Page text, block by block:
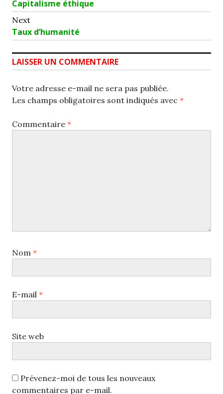
de
l’article
Previous
post:
Capitalisme éthique
Next
Next
post:
Taux d’humanité
LAISSER UN COMMENTAIRE
Votre adresse e-mail ne sera pas publiée.
Les champs obligatoires sont indiqués avec *
Commentaire *
Nom *
E-mail *
Site web
Prévenez-moi de tous les nouveaux
commentaires par e-mail.